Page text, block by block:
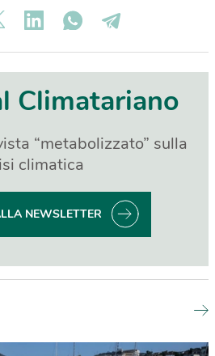
Climatariano
“metabolizzato” sulla
climatica
NEWSLETTER